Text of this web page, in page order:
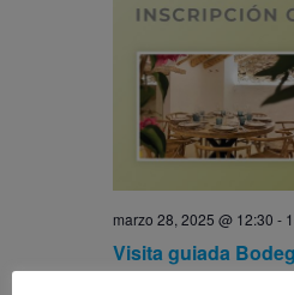
marzo 28, 2025 @ 12:30 -
Visita guiada